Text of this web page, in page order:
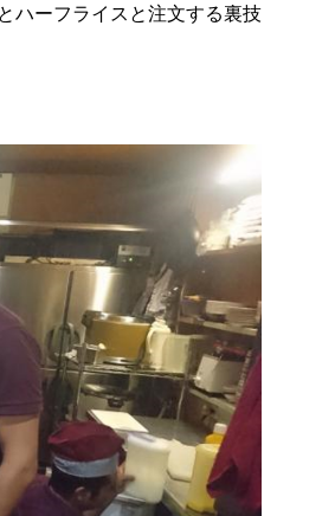
ハーフライスと注文する裏技